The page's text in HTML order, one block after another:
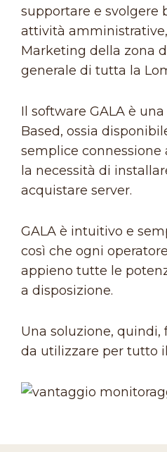
supportare e svolgere
attività
Marketing della zona
generale di tutta la
Il software GALA è
Based, ossia
semplice connessione
la necessità di
acquistare server.
GALA è intuitivo e
così che ogni
appieno tutte le
a disposizione.
Una soluzione, quindi,
da utilizzare per tutto